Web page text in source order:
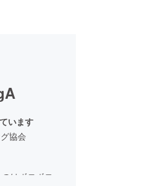
います
協会
はボロボロの